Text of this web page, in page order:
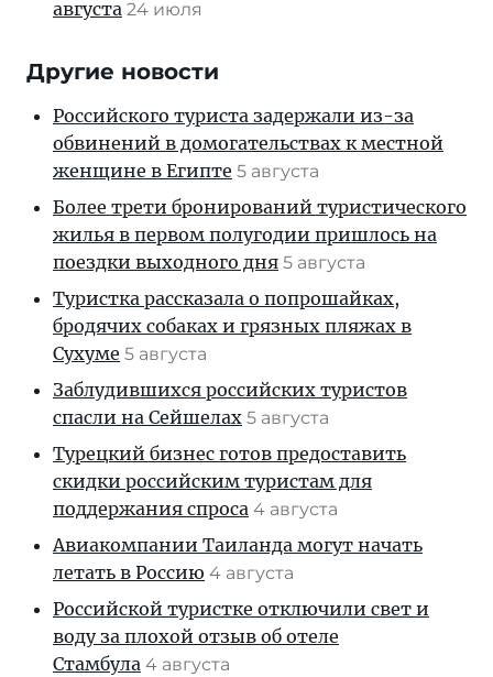
августа 24 июля
Другие новости
Российского туриста задержали из-за
обвинений в домогательствах к местной
женщине в Египте 5 августа
Более трети бронирований туристического
жилья в первом полугодии пришлось на
поездки выходного дня 5 августа
Туристка рассказала о попрошайках,
бродячих собаках и грязных пляжах в
Сухуме 5 августа
Заблудившихся российских туристов
спасли на Сейшелах 5 августа
Турецкий бизнес готов предоставить
скидки российским туристам для
поддержания спроса 4 августа
Авиакомпании Таиланда могут начать
летать в Россию 4 августа
Российской туристке отключили свет и
воду за плохой отзыв об отеле
Стамбула 4 августа